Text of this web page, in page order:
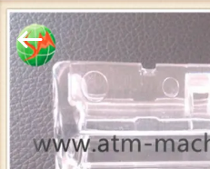
RUMAH
PRODUK
GSM
International
Trade
Co.,Ltd..
Rights
Reserved.